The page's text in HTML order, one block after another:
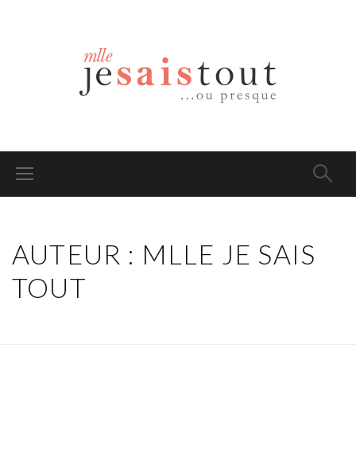
AUTEUR : MLLE JE SAIS
TOUT